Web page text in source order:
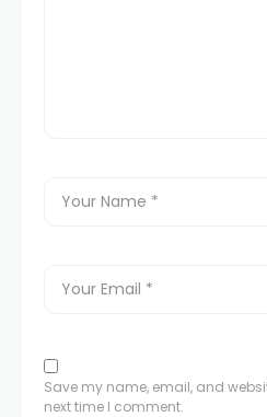
Save my name, email, and
next time I comment.